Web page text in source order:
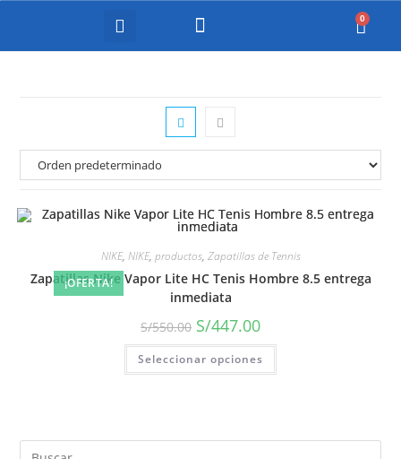
¡OFERTA!
NIKE, NIKE, productos, Zapatillas de Tennis
Zapatillas Nike Vapor Lite HC Tenis Hombre 8.5 entrega
inmediata
S/550.00 S/447.00
Seleccionar opciones